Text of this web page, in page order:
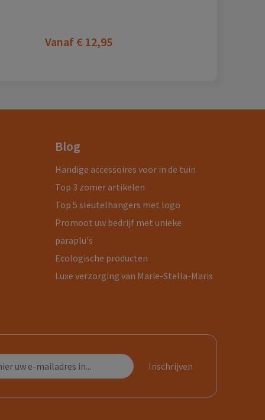
Vanaf € 12,95
Blog
Handige accessoires voor in de tuin
Top 3 zomer artikelen
Top 5 sleutelhangers met logo
Promoot uw bedrijf met unieke
paraplu's
Ecologische producten
Luxe verzorging van Marie-Stella-Maris